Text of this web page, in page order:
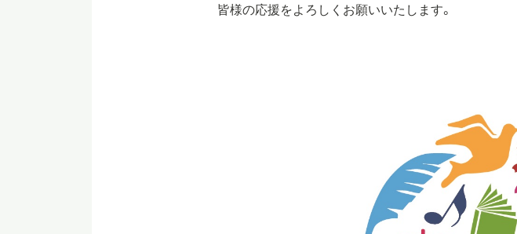
皆様の応援をよろしくお願いいたします。